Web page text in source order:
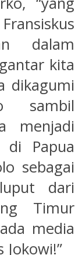
dalam
kita
dikagumi
sambil
menjadi
di Papua
sebagai
dari
Timur
media